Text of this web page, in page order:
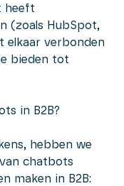
heeft
(zoals HubSpot,
elkaar verbonden
bieden tot
in B2B?
hebben we
chatbots
maken in B2B: